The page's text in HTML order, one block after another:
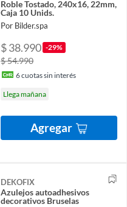
Roble Tostado, 240x16, 22mm,
Caja 10 Unids.
Por Bilder.spa
$ 38.990 -29%
$ 54.990
6cuotas sin interés
Llega mañana
Agregar
DEKOFIX
Azulejos autoadhesivos
decorativos Bruselas